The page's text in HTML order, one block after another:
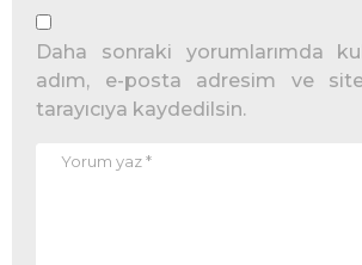
Daha sonraki yorumlarımda
adım, e-posta adresim ve
tarayıcıya kaydedilsin.